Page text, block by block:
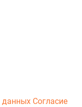
данных Согласие